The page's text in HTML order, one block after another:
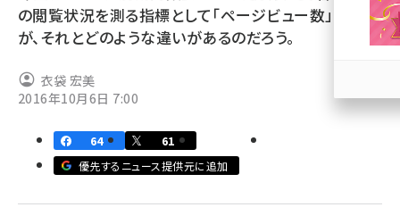
note (2312)
セミナー (2306)
z世代 (1622)
meo (1275)
llmo (1163)
の閲覧状況を測る指標として「ページビュー数」がある
が、それとどのような違いがあるのだろう。
衣袋 宏美
2016年10月6日 7:00
64
61
優先するニュース提供元に追加